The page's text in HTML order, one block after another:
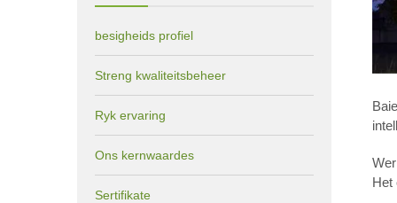
Het
besigheids profiel
Streng kwaliteitsbeheer
Ryk ervaring
Ons kernwaardes
Sertifikate